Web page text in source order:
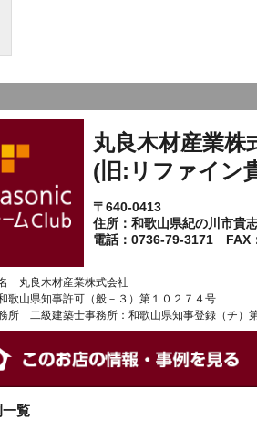
丸良木材産業株
(旧:リファイン
〒640-0413
住所：和歌山県紀の川市貴
電話：0736-79-3171 FAX
丸良木材産業株式会社
山県知事許可（般－３）第１０２７４号
所 二級建築士事務所：和歌山県知事登録（チ）
覧